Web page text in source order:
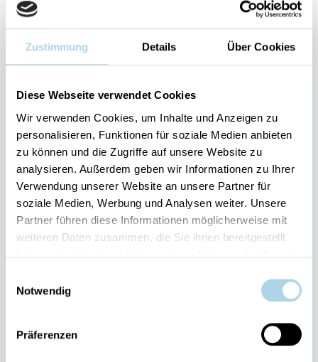
Zustimmung Details Über Cookies
Diese Webseite verwendet Cookies
Wir verwenden Cookies, um Inhalte und Anzeigen zu
personalisieren, Funktionen für soziale Medien anbieten
zu können und die Zugriffe auf unsere Website zu
analysieren. Außerdem geben wir Informationen zu Ihrer
Verwendung unserer Website an unsere Partner für
soziale Medien, Werbung und Analysen weiter. Unsere
Partner führen diese Informationen möglicherweise mit
weiteren Daten zusammen, die Sie ihnen bereitgestellt
Notwendig
Präferenzen
Ausstattung
Ihre Vorteile auf einen Blick:
Bestpreis-Garantie für Ihren Urlaub
Flexible An- und Abreise 24/7 möglich
Risikofrei bis 60 Tage vorher stornieren
Sofortige Buchungsbestätigung
Persönlicher Gästeservice vor Ort Transparente